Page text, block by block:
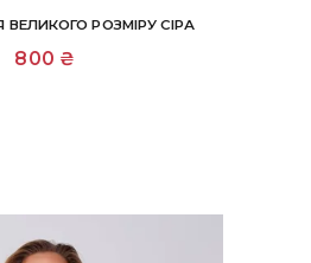
ВЕЛИКОГО РОЗМІРУ СІРА
800 ₴